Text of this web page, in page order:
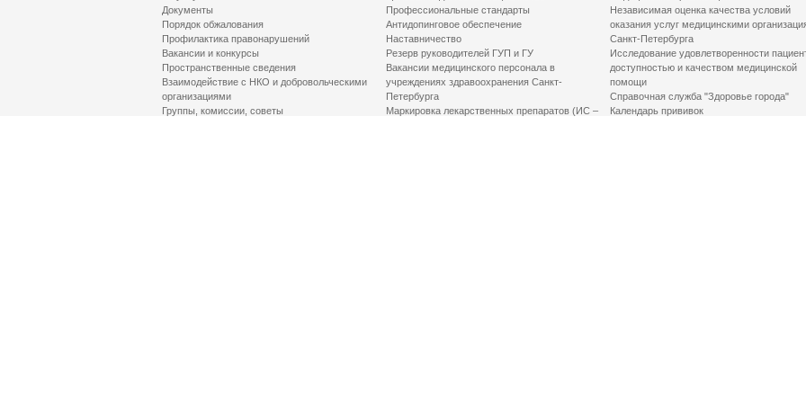
Документы
Порядок обжалования
Профилактика правонарушений
Вакансии и конкурсы
Пространственные сведения
Взаимодействие с НКО и добровольческими
организациями
Группы, комиссии, советы
Профессиональные стандарты
Антидопинговое обеспечение
Наставничество
Резерв руководителей ГУП и ГУ
Вакансии медицинского персонала в
учреждениях здравоохранения Санкт-
Петербурга
Маркировка лекарственных препаратов (ИС –
Независимая оценка качества условий
оказания услуг медицинскими
Санкт-Петербурга
Исследование удовлетворенности
доступностью и качеством медицинской
помощи
Справочная служба "Здоровье города"
Календарь прививок